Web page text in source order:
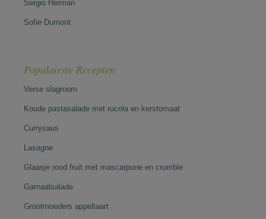
Sergio Herman
Sofie Dumont
Populairste Recepten
Verse slagroom
Koude pastasalade met rucola en kerstomaat
Currysaus
Lasagne
Glaasje rood fruit met mascarpone en crumble
Garnaalsalade
Grootmoeders appeltaart